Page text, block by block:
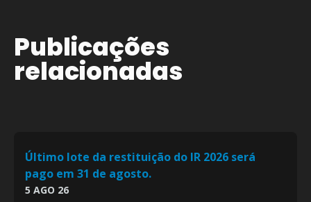
Publicações
relacionadas
Último lote da restituição do IR 2026 será
pago em 31 de agosto.
5 AGO 26